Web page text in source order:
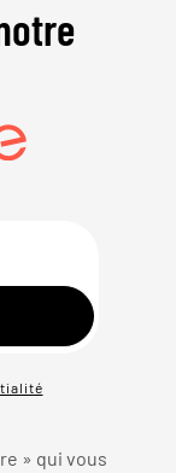
» qui vous